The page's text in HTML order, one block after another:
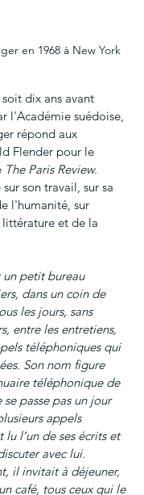
en 1968 à New York
dix ans avant
l'Académie suédoise,
répond aux
Flender pour le
The Paris Review.
sur son travail, sur sa
l'humanité, sur
et de la
un petit bureau
dans un coin de
les jours, sans
entre les entretiens,
téléphoniques qui
Son nom figure
téléphonique de
passe pas un jour
appels
l’un de ses écrits et
avec lui.
il invitait à déjeuner,
café, tous ceux qui le